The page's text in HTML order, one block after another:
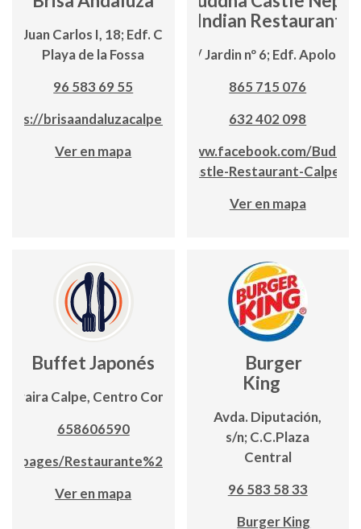
Juan Carlos I, 18; Edf. Cancún;
Playa de la Fossa
96 583 69 55
brisaandaluzacalpe.com
Ver en mapa
& Indian Restaurant
C / Jardin nº 6; Edf. Apolo III
865 715 076
632 402 098
www.facebook.com/
Castle-Restaurant-Calpe
Ver en mapa
Buffet Japonés
Calpe, Centro Comercial Biblos 1
658606590
pages/Restaurante%20Buffet%20Japones
Ver en mapa
Burger
King
Avda. Diputación,
s/n; C.C.Plaza
Central
96 583 58 33
Burger King